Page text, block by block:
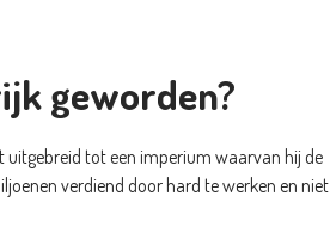
geworden?
uitgebreid tot een imperium waarvan hij de
verdiend door hard te werken en niet